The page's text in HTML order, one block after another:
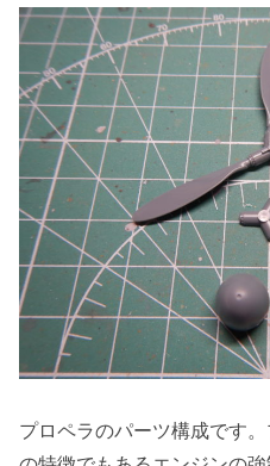
プロペラのパーツ構成です